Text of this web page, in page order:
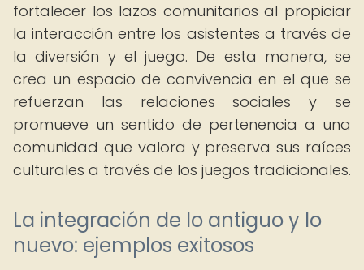
fortalecer los lazos comunitarios al propiciar
la interacción entre los asistentes a través de
la diversión y el juego. De esta manera, se
crea un espacio de convivencia en el que se
refuerzan las relaciones sociales y se
promueve un sentido de pertenencia a una
comunidad que valora y preserva sus raíces
culturales a través de los juegos tradicionales.
La integración de lo antiguo y lo
nuevo: ejemplos exitosos